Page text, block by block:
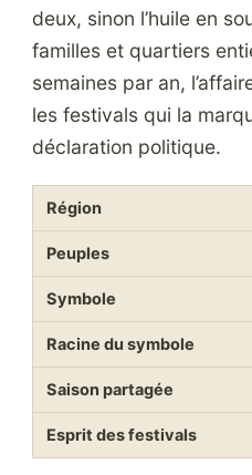
deux, sinon l’huile en
familles et quartiers
semaines par an,
les festivals qui la
déclaration politique.
Région
Peuples
Symbole
Racine du symbole
Saison partagée
Esprit des festivals